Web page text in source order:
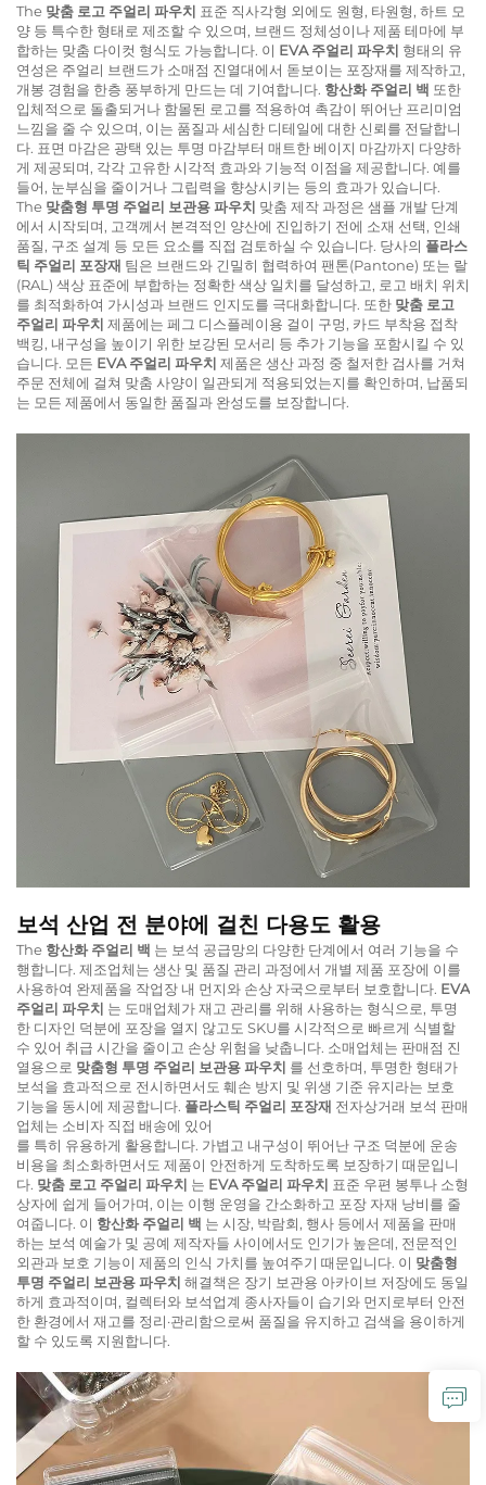
The 맞춤 로고 주얼리 파우치 표준 직사각형 외에도 원형, 타원형, 하트 모
양 등 특수한 형태로 제조할 수 있으며, 브랜드 정체성이나 제품 테마에 부
합하는 맞춤 다이컷 형식도 가능합니다. 이 EVA 주얼리 파우치 형태의 유
연성은 주얼리 브랜드가 소매점 진열대에서 돋보이는 포장재를 제작하고,
개봉 경험을 한층 풍부하게 만드는 데 기여합니다. 항산화 주얼리 백 또한
입체적으로 돌출되거나 함몰된 로고를 적용하여 촉감이 뛰어난 프리미엄
느낌을 줄 수 있으며, 이는 품질과 세심한 디테일에 대한 신뢰를 전달합니
다. 표면 마감은 광택 있는 투명 마감부터 매트한 베이지 마감까지 다양하
게 제공되며, 각각 고유한 시각적 효과와 기능적 이점을 제공합니다. 예를
들어, 눈부심을 줄이거나 그립력을 향상시키는 등의 효과가 있습니다.
The 맞춤형 투명 주얼리 보관용 파우치 맞춤 제작 과정은 샘플 개발 단계
에서 시작되며, 고객께서 본격적인 양산에 진입하기 전에 소재 선택, 인쇄
품질, 구조 설계 등 모든 요소를 직접 검토하실 수 있습니다. 당사의 플라스
틱 주얼리 포장재 팀은 브랜드와 긴밀히 협력하여 팬톤(Pantone) 또는 랄
(RAL) 색상 표준에 부합하는 정확한 색상 일치를 달성하고, 로고 배치 위치
를 최적화하여 가시성과 브랜드 인지도를 극대화합니다. 또한 맞춤 로고
주얼리 파우치 제품에는 페그 디스플레이용 걸이 구멍, 카드 부착용 접착
백킹, 내구성을 높이기 위한 보강된 모서리 등 추가 기능을 포함시킬 수 있
습니다. 모든 EVA 주얼리 파우치 제품은 생산 과정 중 철저한 검사를 거쳐
주문 전체에 걸쳐 맞춤 사양이 일관되게 적용되었는지를 확인하며, 납품되
는 모든 제품에서 동일한 품질과 완성도를 보장합니다.
보석 산업 전 분야에 걸친 다용도 활용
The 항산화 주얼리 백 는 보석 공급망의 다양한 단계에서 여러 기능을 수
행합니다. 제조업체는 생산 및 품질 관리 과정에서 개별 제품 포장에 이를
사용하여 완제품을 작업장 내 먼지와 손상 자국으로부터 보호합니다. EVA
주얼리 파우치 는 도매업체가 재고 관리를 위해 사용하는 형식으로, 투명
한 디자인 덕분에 포장을 열지 않고도 SKU를 시각적으로 빠르게 식별할
수 있어 취급 시간을 줄이고 손상 위험을 낮춥니다. 소매업체는 판매점 진
열용으로 맞춤형 투명 주얼리 보관용 파우치 를 선호하며, 투명한 형태가
보석을 효과적으로 전시하면서도 훼손 방지 및 위생 기준 유지라는 보호
기능을 동시에 제공합니다. 플라스틱 주얼리 포장재 전자상거래 보석 판매
업체는 소비자 직접 배송에 있어
를 특히 유용하게 활용합니다. 가볍고 내구성이 뛰어난 구조 덕분에 운송
비용을 최소화하면서도 제품이 안전하게 도착하도록 보장하기 때문입니
다. 맞춤 로고 주얼리 파우치 는 EVA 주얼리 파우치 표준 우편 봉투나 소형
상자에 쉽게 들어가며, 이는 이행 운영을 간소화하고 포장 자재 낭비를 줄
여줍니다. 이 항산화 주얼리 백 는 시장, 박람회, 행사 등에서 제품을 판매
하는 보석 예술가 및 공예 제작자들 사이에서도 인기가 높은데, 전문적인
외관과 보호 기능이 제품의 인식 가치를 높여주기 때문입니다. 이 맞춤형
투명 주얼리 보관용 파우치 해결책은 장기 보관용 아카이브 저장에도 동일
하게 효과적이며, 컬렉터와 보석업계 종사자들이 습기와 먼지로부터 안전
한 환경에서 재고를 정리·관리함으로써 품질을 유지하고 검색을 용이하게
할 수 있도록 지원합니다.